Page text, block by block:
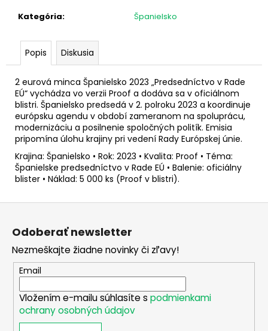
Kategória: Španielsko
Popis Diskusia
2 eurová minca Španielsko 2023 „Predsedníctvo v Rade
EÚ“ vychádza vo verzii Proof a dodáva sa v oficiálnom
blistri. Španielsko predsedá v 2. polroku 2023 a koordinuje
európsku agendu v období zameranom na spoluprácu,
modernizáciu a posilnenie spoločných politík. Emisia
pripomína úlohu krajiny pri vedení Rady Európskej únie.
Krajina: Španielsko • Rok: 2023 • Kvalita: Proof • Téma:
Španielske predsedníctvo v Rade EÚ • Balenie: oficiálny
blister • Náklad: 5 000 ks (Proof v blistri).
a
2
EURO
GRÉCKO
2026
-
AKADÉMIA
ATÉNY
KARTA)
€29
Z
Odoberať newsletter
Nezmeškajte žiadne novinky či zľavy!
Email
Vložením e-mailu súhlasíte s podmienkami
ochrany osobných údajov